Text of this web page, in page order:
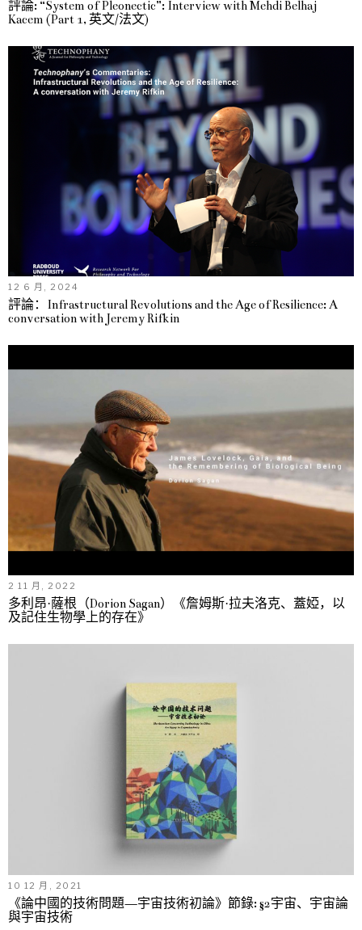
評論: “System of Pleonectic”: Interview with Mehdi Belhaj
Kacem (Part 1, 英文/法文)
12 6 月, 2024
評論：Infrastructural Revolutions and the Age of Resilience: A
conversation with Jeremy Rifkin
2 11 月, 2022
多利昂·薩根（Dorion Sagan）《詹姆斯·拉夫洛克、蓋婭，以
及記住生物學上的存在》
10 12 月, 2021
《論中國的技術問題—宇宙技術初論》節錄: §2宇宙、宇宙論
與宇宙技術